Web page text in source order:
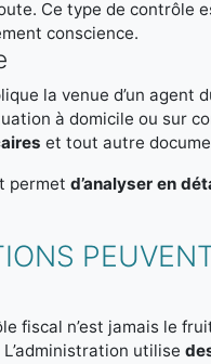
Ce type de contrôle
conscience.
la venue d’un agent
à domicile ou sur
et tout autre
permet d’analyser en
fiscal n’est jamais le
utilise